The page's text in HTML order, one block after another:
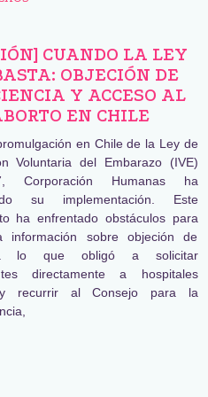
CUANDO LA LEY
OBJECIÓN DE
Y ACCESO AL
EN CHILE
en Chile de la Ley de
Voluntaria del Embarazo (IVE)
Corporación Humanas ha
su implementación. Este
ha enfrentado obstáculos para
información sobre objeción de
lo que obligó a solicitar
directamente a hospitales
recurrir al Consejo para la